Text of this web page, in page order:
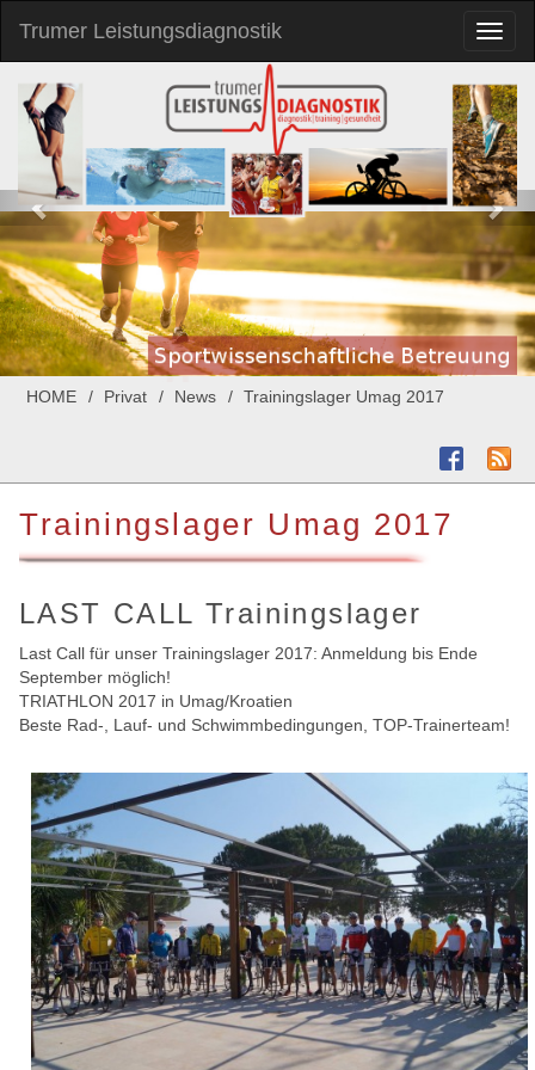
Trumer Leistungsdiagnostik
HOME Privat News Trainingslager Umag 2017
Trainingslager Umag 2017
LAST CALL Trainingslager
Last Call für unser Trainingslager 2017: Anmeldung bis Ende
September möglich!
TRIATHLON 2017 in Umag/Kroatien
Beste Rad-, Lauf- und Schwimmbedingungen, TOP-Trainerteam!